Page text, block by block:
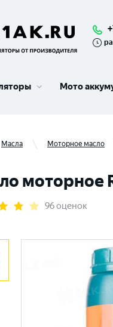
Мото
Масла Моторное масло
моторное
96 оценок